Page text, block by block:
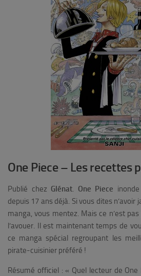
One Piece – Les recettes
Publié chez Glénat. One Piece
depuis 17 ans déjà. Si vous dites
manga, vous mentez. Mais ce n’est
l’avouer. Il est maintenant temps de
ce manga spécial regroupant les
pirate-cuisinier préféré !
Résumé officiel : « Quel lecteur de One